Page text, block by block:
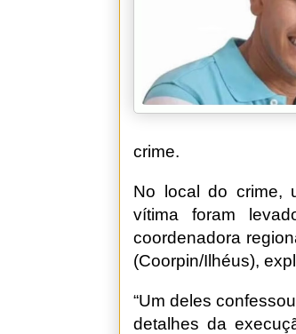
crime.
No local do crime,
vítima foram
coordenadora
(Coorpin/Ilhéus),
“Um deles
detalhes da